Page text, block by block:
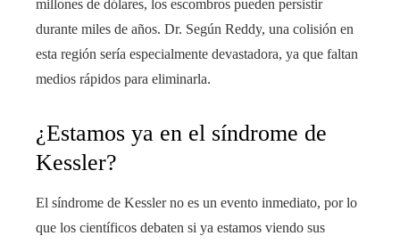
millones de dólares, los escombros pueden persistir
durante miles de años. Dr. Según Reddy, una colisión en
esta región sería especialmente devastadora, ya que faltan
medios rápidos para eliminarla.
¿Estamos ya en el síndrome de
Kessler?
El síndrome de Kessler no es un evento inmediato, por lo
que los científicos debaten si ya estamos viendo sus